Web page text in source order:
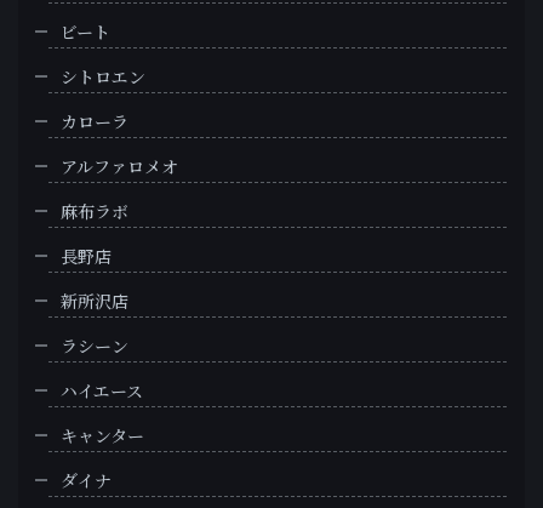
ビート
シトロエン
カローラ
アルファロメオ
麻布ラボ
長野店
新所沢店
ラシーン
ハイエース
キャンター
ダイナ